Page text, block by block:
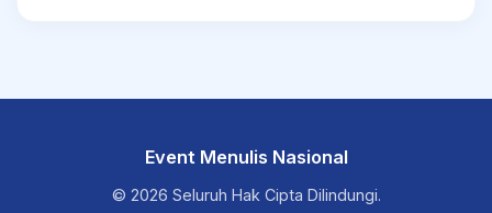
Event Menulis Nasional
© 2026 Seluruh Hak Cipta Dilindungi.